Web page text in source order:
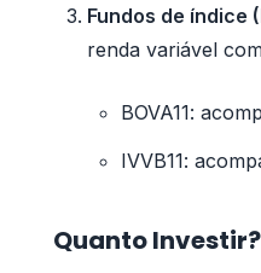
Fundos de índice
renda variável
BOVA11:
IVVB11:
Quanto Investir?